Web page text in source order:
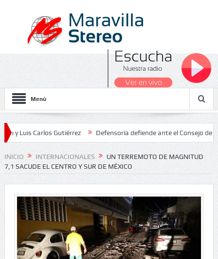
Menú
Carlos Gutiérrez Defensoría defiende ante el Consejo de Estado
2026
INICIO INTERNACIONALES
UN TERREMOTO DE MAGNITUD
7,1 SACUDE EL CENTRO Y SUR DE MÉXICO